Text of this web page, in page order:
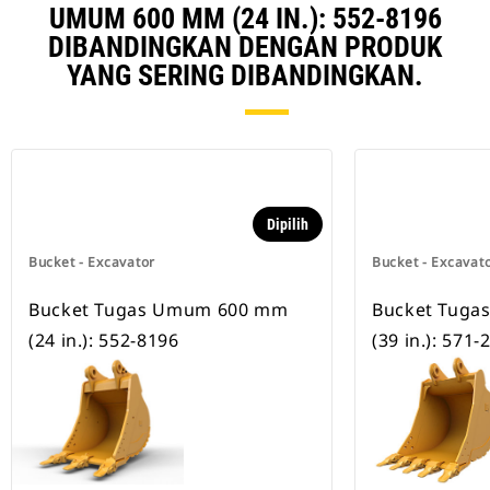
UMUM 600 MM (24 IN.): 552-8196
DIBANDINGKAN DENGAN PRODUK
YANG SERING DIBANDINGKAN.
Bucket - Excavator
Dipilih
Bucket Tugas Umum 600 mm
(24 in.): 552-8196
Bucket -
Bucket
(39 in.): 571-